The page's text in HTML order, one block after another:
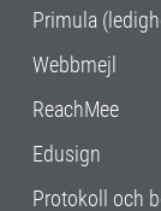
Primula
Webbmejl
ReachMee
Edusign
Protokoll och